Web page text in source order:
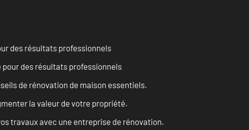
des résultats professionnels
des résultats professionnels
de rénovation de maison essentiels.
la valeur de votre propriété.
travaux avec une entreprise de rénovation.